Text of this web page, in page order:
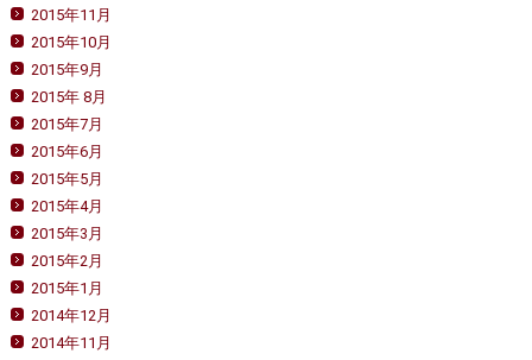
2015年11月
2015年10月
2015年9月
2015年 8月
2015年7月
2015年6月
2015年5月
2015年4月
2015年3月
2015年2月
2015年1月
2014年12月
2014年11月